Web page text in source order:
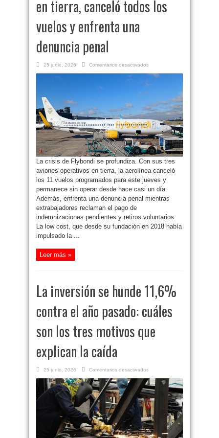
en tierra, canceló todos los
vuelos y enfrenta una
denuncia penal
25 junio, 2026 Comentarios desactivados
agrava
con
sus
tres
aviones
en
tierra,
canceló
todos
los
vuelos
y
enfrenta
denuncia
La crisis de Flybondi se profundiza. Con sus tres
aviones operativos en tierra, la aerolínea canceló
los 11 vuelos programados para este jueves y
permanece sin operar desde hace casi un día.
Además, enfrenta una denuncia penal mientras
extrabajadores reclaman el pago de
indemnizaciones pendientes y retiros voluntarios.
La low cost, que desde su fundación en 2018 había
impulsado la ...
Leer más »
La inversión se hunde 11,6%
contra el año pasado: cuáles
son los tres motivos que
explican la caída
25 junio, 2026 Comentarios desactivados
inversión
se
hunde
11,6%
contra
el
año
pasado:
cuáles
son
los